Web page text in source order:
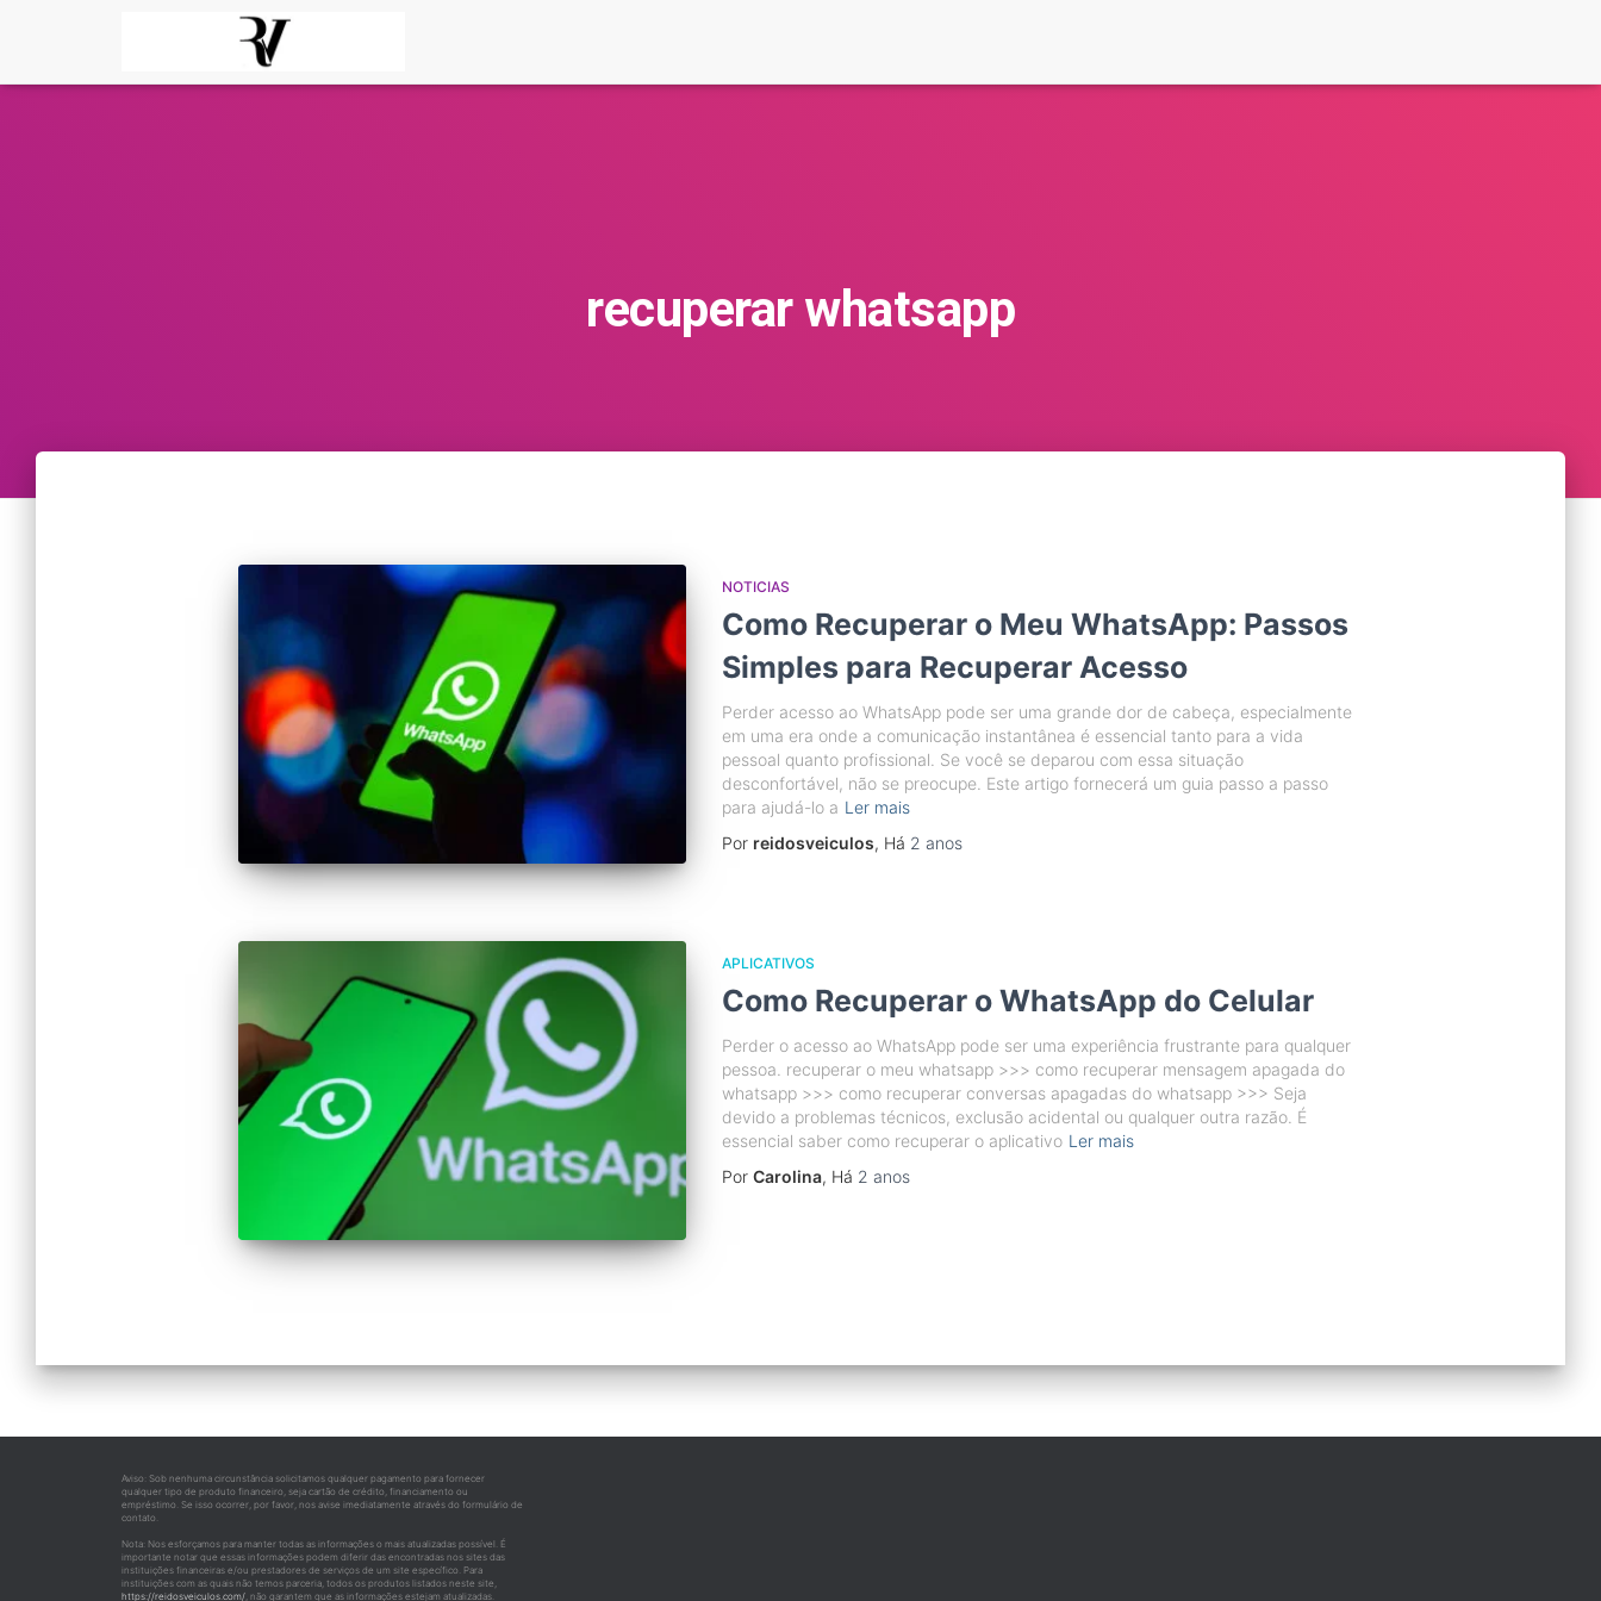
recuperar whatsapp
NOTICIAS
Como Recuperar o Meu WhatsApp: Passos
Simples para Recuperar Acesso
Perder acesso ao WhatsApp pode ser uma grande dor de cabeça, especialmente
em uma era onde a comunicação instantânea é essencial tanto para a vida
pessoal quanto profissional. Se você se deparou com essa situação
desconfortável, não se preocupe. Este artigo fornecerá um guia passo a passo
para ajudá-lo a Ler mais
Por reidosveiculos, Há 2 anos
APLICATIVOS
Como Recuperar o WhatsApp do Celular
Perder o acesso ao WhatsApp pode ser uma experiência frustrante para qualquer
pessoa. recuperar o meu whatsapp >>> como recuperar mensagem apagada do
whatsapp >>> como recuperar conversas apagadas do whatsapp >>> Seja
devido a problemas técnicos, exclusão acidental ou qualquer outra razão. É
essencial saber como recuperar o aplicativo Ler mais
Por Carolina, Há 2 anos
Aviso: Sob nenhuma circunstância solicitamos qualquer pagamento para fornecer
qualquer tipo de produto financeiro, seja cartão de crédito, financiamento ou
empréstimo. Se isso ocorrer, por favor, nos avise imediatamente através do formulário de
contato.
Nota: Nos esforçamos para manter todas as informações o mais atualizadas possível. É
importante notar que essas informações podem diferir das encontradas nos sites das
instituições financeiras e/ou prestadores de serviços de um site específico. Para
instituições com as quais não temos parceria, todos os produtos listados neste site,
https://reidosveiculos.com/, não garantem que as informações estejam atualizadas.